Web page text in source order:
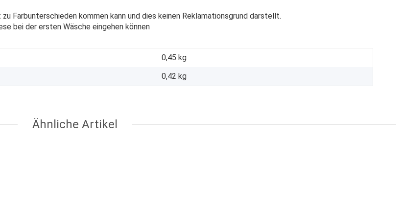
Farbunterschieden kommen kann und dies keinen Reklamationsgrund darstellt.
bei der ersten Wäsche eingehen können
0,45 kg
0,42 kg
Ähnliche Artikel